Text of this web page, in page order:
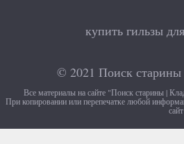
купить гильзы
© 2021 Поиск старины
Все материалы на сайте "Поиск старины |
При копировании или перепечатке любой